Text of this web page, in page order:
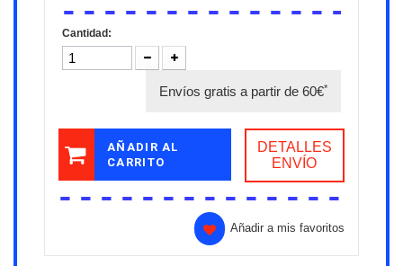
Cantidad:
Envíos gratis a partir de 60€*
AÑADIR AL
CARRITO
DETALLES
ENVÍO
Añadir a mis favoritos